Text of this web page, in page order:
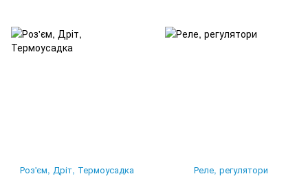
Роз'єм, Дріт, Термоусадка Реле, регулятори